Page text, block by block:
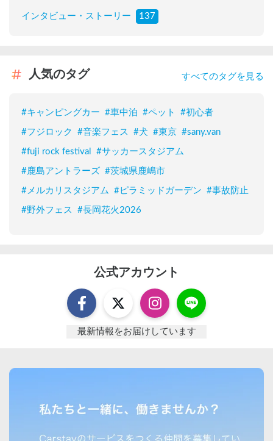
インタビュー・ストーリー 137
人気のタグ すべてのタグを見る
#キャンピングカー #車中泊 #ペット #初心者
#フジロック #音楽フェス #犬 #東京 #sany.van
#fuji rock festival #サッカースタジアム
#鹿島アントラーズ #茨城県鹿嶋市
# メルカリスタジアム #ピラミッドガーデン #事故防止
#野外フェス #長岡花火2026
公式アカウント
最新情報をお届けしています